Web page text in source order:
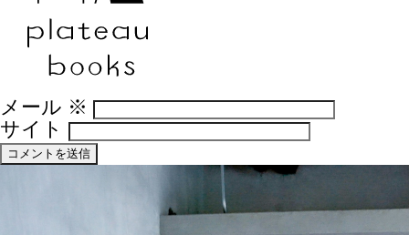
コメント※
メール ※
サイト